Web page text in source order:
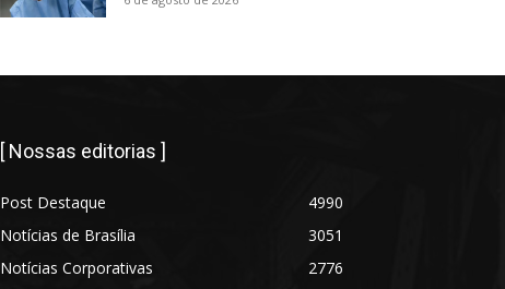
[ Nossas editorias ]
Post Destaque
4990
Notícias de Brasília
3051
Notícias Corporativas
2776